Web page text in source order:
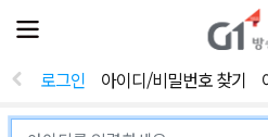
전
체
뉴
열
로그인 아이디/비밀번호 찾기